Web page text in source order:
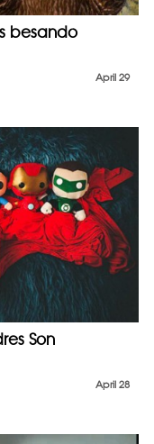
besando
April 29
Son
April 28